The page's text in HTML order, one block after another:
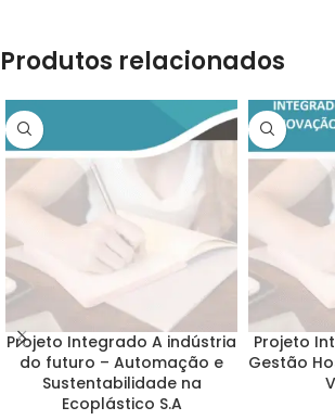
Produtos relacionados
Projeto Integrado A indústria
do futuro – Automação e
Sustentabilidade na
Ecoplástico S.A
Projeto
Gestão